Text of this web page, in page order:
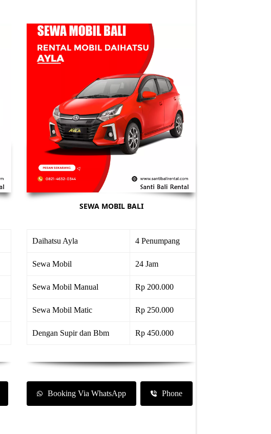
SEWA MOBIL BALI
Daihatsu Ayla 4 Penumpang
Sewa Mobil 24 Jam
Sewa Mobil Manual Rp 200.000
Sewa Mobil Matic Rp 250.000
Dengan Supir dan Bbm Rp 450.000
Booking Via WhatsApp Phone